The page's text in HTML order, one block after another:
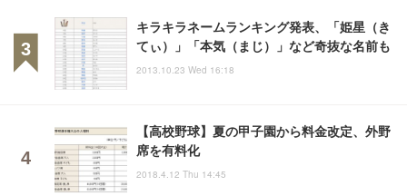
キラキラネームランキング発表、「姫星（き
てぃ）」「本気（まじ）」など奇抜な名前も
2013.10.23 Wed 16:18
【高校野球】夏の甲子園から料金改定、外野
席を有料化
2018.4.12 Thu 14:45